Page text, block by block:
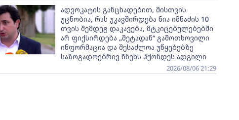
ადვოკატის განცხადებით, მისთვის
უცნობია, რას უკავშირდება ნია იმნაძის 10
თვის შემდეგ დაკავება, მტკიცებულებებში
არ ფიქსირდება „მეტადან“ გამოთხოვილი
ინფორმაცია და შესაძლოა უწყებებზე
საზოგადოებრივ წნეხს ჰქონდეს ადგილი
2026/08/06 21:29